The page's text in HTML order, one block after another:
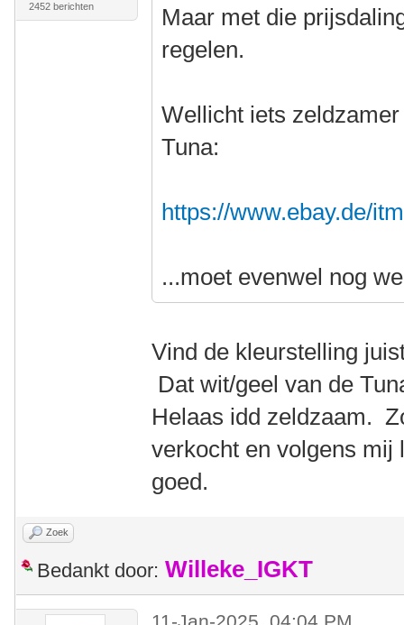
2452 berichten
Maar met die
regelen.
Wellicht iets
Tuna:
https://www.ebay.de/
...moet evenwel nog
Vind de kleurstelling
Dat wit/geel van de
Helaas idd zeldzaam.
verkocht en volgens mij
goed.
Zoek
Bedankt door: Willeke_IGKT